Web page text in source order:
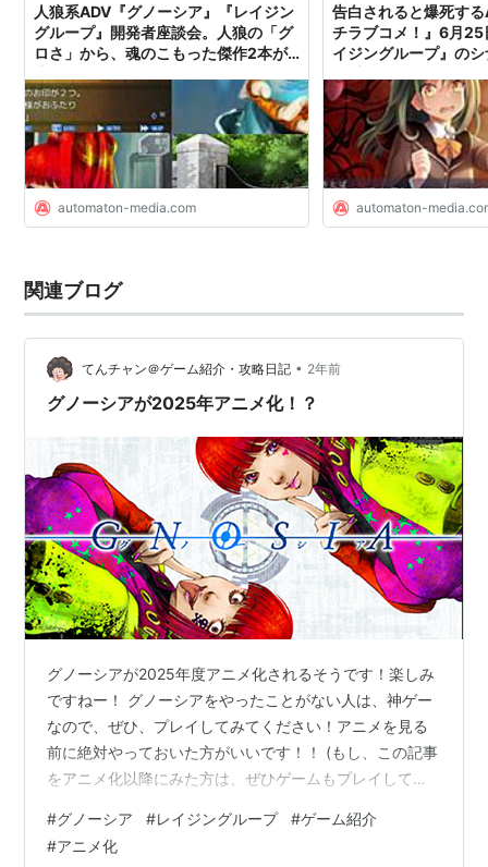
人狼系ADV『グノーシア』『レイジン
グループ』開発者座談会。人狼の「グ
ロさ」から、魂のこもった傑作2本が
AUTOMATON
automaton-media.com
告白されると爆死す
チラブコメ！』6月25
イジングループ』の
automaton-
関連ブログ
てんチャン＠ゲーム紹介・攻略日記 • 2年前
グノーシアが2025年アニメ化！？
グノーシアが2025年度アニメ化されるそうです！楽しみ
ですねー！ グノーシアをやったことがない人は、神ゲー
なので、ぜひ、プレイしてみてください！アニメを見る
前に絶対やっておいた方がいいです！！ (もし、この記事
をアニメ化以降にみた方は、ぜひゲームもプレイして下
きます！ グノーシア グノーシアは、人狼ゲームを題材と
したビジュアルノベルゲームです。SFの宇宙船を舞台と
#グノーシア #レイジングループ #ゲーム紹介
#アニメ化